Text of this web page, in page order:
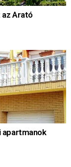
Arató
apartmanok